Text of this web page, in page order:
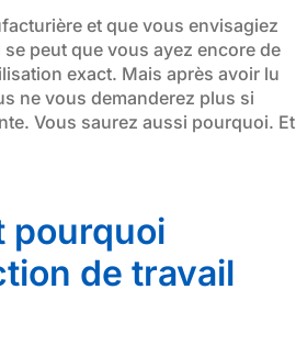
et que vous envisagiez
peut que vous ayez encore de
exact. Mais après avoir lu
ne vous demanderez plus si
Vous saurez aussi pourquoi. Et
pourquoi
de travail